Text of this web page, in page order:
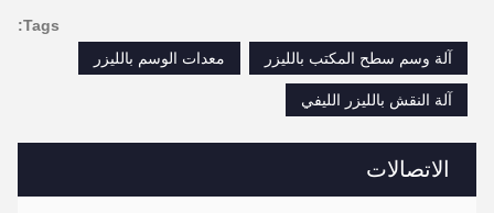
الاتصالات
Tags:
آلة وسم سطح المكتب بالليزر
معدات الوسم بالليزر
آلة النقش بالليزر الليفي